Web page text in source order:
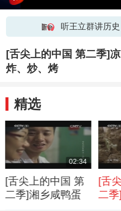
听王立群讲历
[舌尖上的中国 第二季]
炸、炒、烤
精选
02:34
[舌尖上的中国 第
二季]湘乡咸鸭蛋
[舌
二季